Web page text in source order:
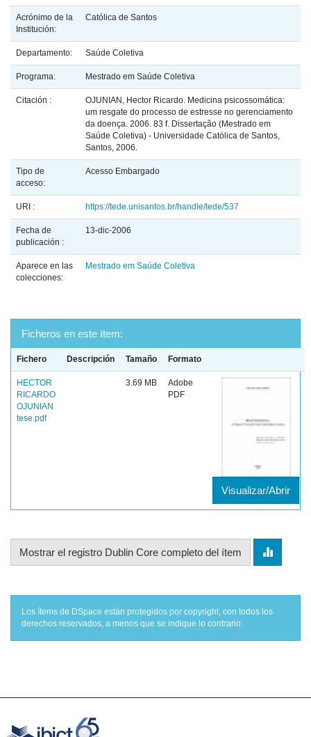
Acrónimo de la
Institución:
Católica de Santos
Departamento: Saúde Coletiva
Programa: Mestrado em Saúde Coletiva
Citación :
OJUNIAN, Hector Ricardo. Medicina psicossomática:
um resgate do processo de estresse no gerenciamento
da doença. 2006. 83 f. Dissertação (Mestrado em
Saúde Coletiva) - Universidade Católica de Santos,
Santos, 2006.
Tipo de
acceso:
Acesso Embargado
URI : https://tede.unisantos.br/handle/tede/537
Fecha de
publicación :
13-dic-2006
Aparece en las
colecciones:
Mestrado em Saúde Coletiva
Ficheros en este ítem:
Fichero Descripción Tamaño Formato
HECTOR
RICARDO
OJUNIAN
tese.pdf
3.69 MB
Adobe
PDF
Visualizar/Abrir
Mostrar el registro Dublin Core completo del ítem
Los ítems de DSpace están protegidos por copyright, con todos los
derechos reservados, a menos que se indique lo contrario.